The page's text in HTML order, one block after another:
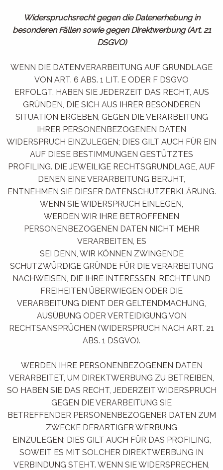
Widerspruchsrecht gegen die Datenerhebung in
besonderen Fällen sowie gegen Direktwerbung (Art. 21
DSGVO)
WENN DIE DATENVERARBEITUNG AUF GRUNDLAGE
VON ART. 6 ABS. 1 LIT. E ODER F DSGVO
ERFOLGT, HABEN SIE JEDERZEIT DAS RECHT, AUS
GRÜNDEN, DIE SICH AUS IHRER BESONDEREN
SITUATION ERGEBEN, GEGEN DIE VERARBEITUNG
IHRER PERSONENBEZOGENEN DATEN
WIDERSPRUCH EINZULEGEN; DIES GILT AUCH FÜR EIN
AUF DIESE BESTIMMUNGEN GESTÜTZTES
PROFILING. DIE JEWEILIGE RECHTSGRUNDLAGE, AUF
DENEN EINE VERARBEITUNG BERUHT,
ENTNEHMEN SIE DIESER DATENSCHUTZERKLÄRUNG.
WENN SIE WIDERSPRUCH EINLEGEN,
WERDEN WIR IHRE BETROFFENEN
PERSONENBEZOGENEN DATEN NICHT MEHR
VERARBEITEN, ES
SEI DENN, WIR KÖNNEN ZWINGENDE
SCHUTZWÜRDIGE GRÜNDE FÜR DIE VERARBEITUNG
NACHWEISEN, DIE IHRE INTERESSEN, RECHTE UND
FREIHEITEN ÜBERWIEGEN ODER DIE
VERARBEITUNG DIENT DER GELTENDMACHUNG,
AUSÜBUNG ODER VERTEIDIGUNG VON
RECHTSANSPRÜCHEN (WIDERSPRUCH NACH ART. 21
ABS. 1 DSGVO).
WERDEN IHRE PERSONENBEZOGENEN DATEN
VERARBEITET, UM DIREKTWERBUNG ZU BETREIBEN,
SO HABEN SIE DAS RECHT, JEDERZEIT WIDERSPRUCH
GEGEN DIE VERARBEITUNG SIE
BETREFFENDER PERSONENBEZOGENER DATEN ZUM
ZWECKE DERARTIGER WERBUNG
EINZULEGEN; DIES GILT AUCH FÜR DAS PROFILING,
SOWEIT ES MIT SOLCHER DIREKTWERBUNG IN
VERBINDUNG STEHT. WENN SIE WIDERSPRECHEN,